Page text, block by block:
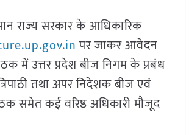
राज्य सरकार के आधिकारिक
पर जाकर आवेदन
में उत्तर प्रदेश बीज निगम के प्रबंध
तथा अपर निदेशक बीज एवं
समेत कई वरिष्ठ अधिकारी मौजूद